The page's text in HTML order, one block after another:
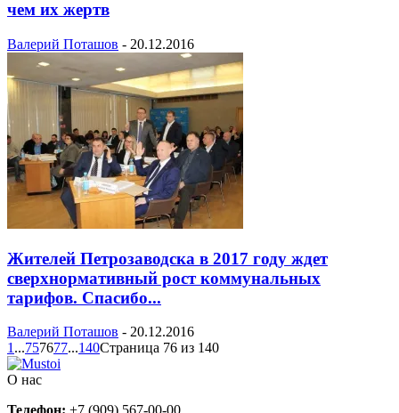
чем их жертв
Валерий Поташов - 20.12.2016
Жителей Петрозаводска в 2017 году ждет
сверхнормативный рост коммунальных
тарифов. Спасибо...
Валерий Поташов - 20.12.2016
1 ...757677...140Страница 76 из 140
О нас